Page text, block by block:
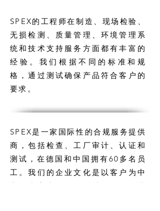
SPEX的工程师在制造、现场检验、
无损检测、质量管理、环境管理系
统和技术支持服务方面都有丰富的
经验。我们根据不同的标准和规
格，通过测试确保产品符合客户的
要求。
SPEX是一家国际性的合规服务提供
商，包括检查、工厂审计、认证和
测试，在德国和中国拥有60多名员
工。我们的企业文化是以客户为中
心，为客户提供最优质的服务。此